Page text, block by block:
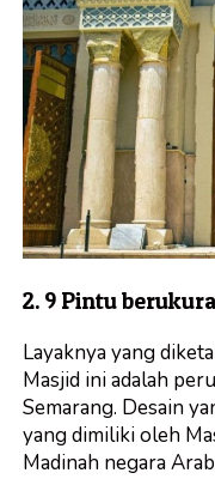
2. 9 Pintu
Layaknya yang
Masjid ini adalah
Semarang. Desain
yang dimiliki oleh
Madinah negara